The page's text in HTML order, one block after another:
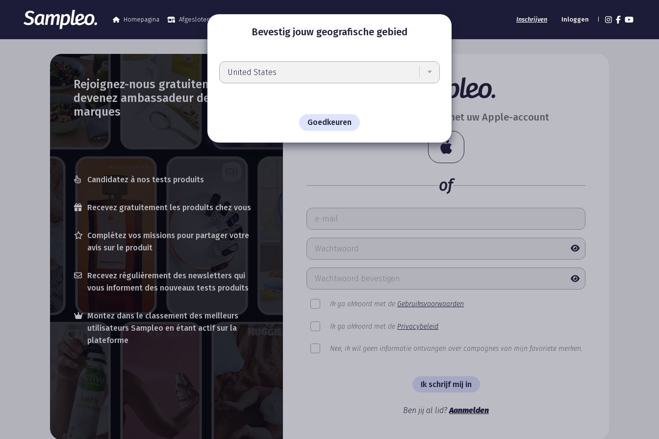
Homepagina Afgesloten campagnes Inschrijven Inloggen
Rejoignez-nous gratuitement et
devenez ambassadeur de nos
marques
Candidatez à nos tests produits
Recevez gratuitement les produits chez vous
Complétez vos missions pour partager votre
avis sur le produit
Recevez régulièrement des newsletters qui
vous informent des nouveaux tests produits
Montez dans le classement des meilleurs
utilisateurs Sampleo en étant actif sur la
plateforme
Registreer u met 1 klik met uw Apple-account
of
Ik ga akkoord met de Gebruiksvoorwaarden
Ik ga akkoord met de Privacybeleid
Nee, ik wil geen informatie ontvangen over campagnes van mijn favoriete merken.
Ik schrijf mij in
Ben jij al lid? Aanmelden
Bevestig jouw geografische gebied
Goedkeuren